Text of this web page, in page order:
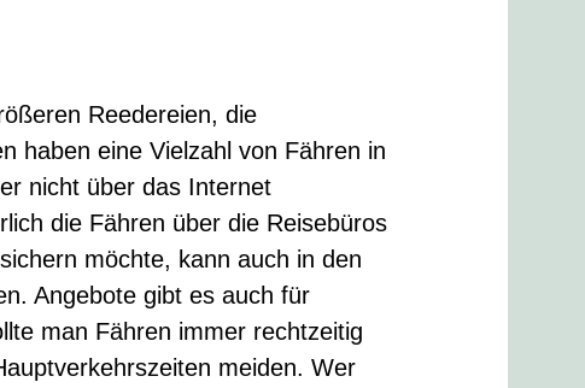
Reedereien, die
haben eine Vielzahl von Fähren in
nicht über das Internet
die Fähren über die Reisebüros
möchte, kann auch in den
Angebote gibt es auch für
man Fähren immer rechtzeitig
meiden. Wer